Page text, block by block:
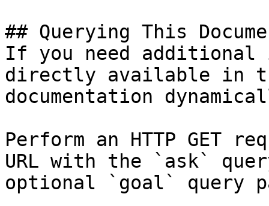
## Querying This
If you need
directly available in
documentation
Perform an HTTP GET
URL with the `ask`
optional `goal` query